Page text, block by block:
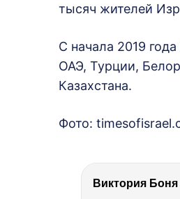
тысяч жителей
С начала 2019
ОАЭ, Турции,
Казахстана.
Фото: